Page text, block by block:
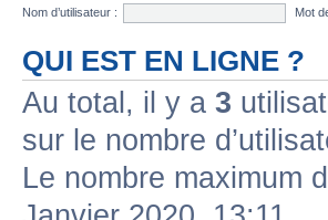
Nom d’utilisateur :
Mot
QUI EST EN LIGNE ?
Au total, il y a 3
sur le nombre
Le nombre maximum